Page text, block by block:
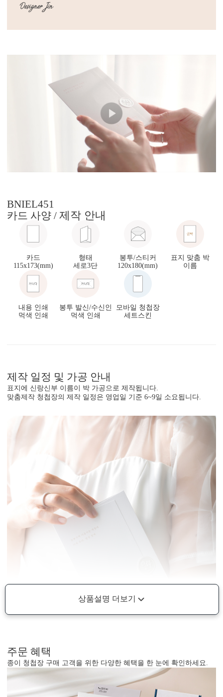
BNIEL451
카드 사양 / 제작 안내
카드
115x173(mm)
형태
세로3단
봉투/스티커
120x180(mm)
표지 맞춤 박
이름
내용 인쇄
먹색 인쇄
봉투 발신/수신인
먹색 인쇄
모바일 청첩장
세트스킨
제작 일정 및 가공 안내
표지에 신랑신부 이름이 박 가공으로 제작됩니다.
맞춤제작 청첩장의 제작 일정은 영업일 기준 6~9일 소요됩니다.
상품설명 더보기
주문 혜택
종이 청첩장 구매 고객을 위한 다양한 혜택을 한 눈에 확인하세요.